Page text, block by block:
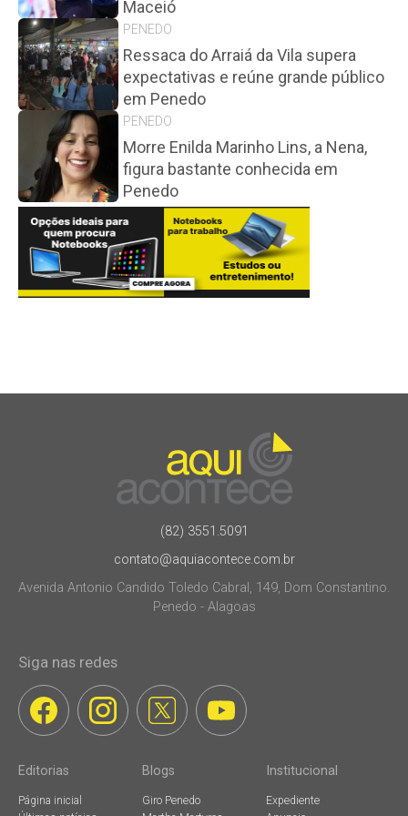
Maceió
PENEDO
Ressaca do Arraiá da Vila supera
expectativas e reúne grande público
em Penedo
PENEDO
Morre Enilda Marinho Lins, a Nena,
figura bastante conhecida em
Penedo
(82) 3551.5091
contato@aquiacontece.com.br
Avenida Antonio Candido Toledo Cabral, 149, Dom Constantino.
Penedo - Alagoas
Siga nas redes
Editorias
Página inicial
Blogs
Giro Penedo
Institucional
Expediente